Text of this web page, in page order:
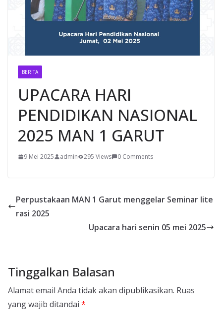
BERITA
UPACARA HARI
PENDIDIKAN NASIONAL
2025 MAN 1 GARUT
9 Mei 2025 admin 295 Views 0 Comments
Perpustakaan MAN 1 Garut menggelar Seminar lite
rasi 2025
Upacara hari senin 05 mei 2025
Tinggalkan Balasan
Alamat email Anda tidak akan dipublikasikan. Ruas
yang wajib ditandai *